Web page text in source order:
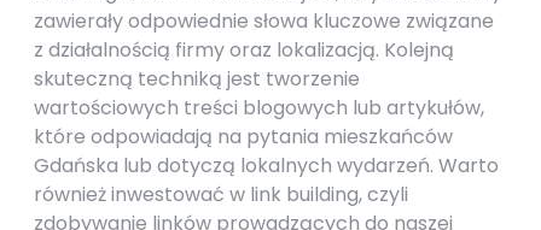
zawierały odpowiednie słowa kluczowe związane
z działalnością firmy oraz lokalizacją. Kolejną
skuteczną techniką jest tworzenie
wartościowych treści blogowych lub artykułów,
które odpowiadają na pytania mieszkańców
Gdańska lub dotyczą lokalnych wydarzeń. Warto
również inwestować w link building, czyli
zdobywanie linków prowadzących do naszej